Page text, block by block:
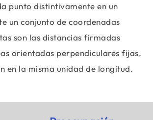
punto distintivamente en un
un conjunto de coordenadas
son las distancias firmadas
orientadas perpendiculares fijas,
en la misma unidad de longitud.